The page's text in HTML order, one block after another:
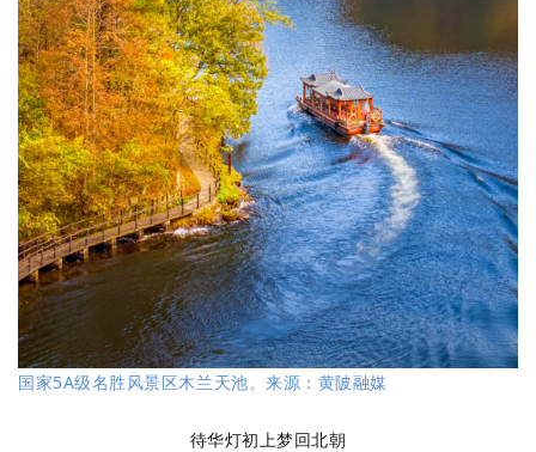
国家5A级名胜风景区木兰天池。来源：黄陂融媒
待华灯初上梦回北朝